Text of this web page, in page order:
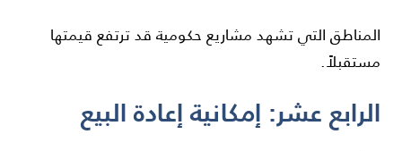
المناطق التي تشهد مشاريع حكومية قد ترتفع قيمتها
مستقبلاً.
الرابع عشر: إمكانية إعادة البيع